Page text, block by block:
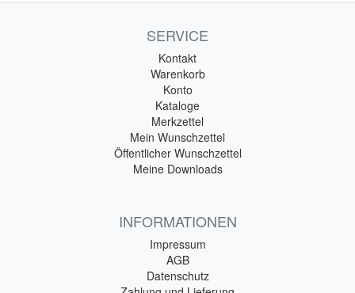
SERVICE
Kontakt
Warenkorb
Konto
Kataloge
Merkzettel
Mein Wunschzettel
Öffentlicher Wunschzettel
Meine Downloads
INFORMATIONEN
Impressum
AGB
Datenschutz